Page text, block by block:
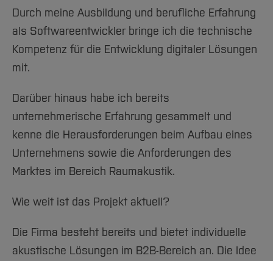
Durch meine Ausbildung und berufliche Erfahrung
als Softwareentwickler bringe ich die technische
Kompetenz für die Entwicklung digitaler Lösungen
mit.
Darüber hinaus habe ich bereits
unternehmerische Erfahrung gesammelt und
kenne die Herausforderungen beim Aufbau eines
Unternehmens sowie die Anforderungen des
Marktes im Bereich Raumakustik.
Wie weit ist das Projekt aktuell?
Die Firma besteht bereits und bietet individuelle
akustische Lösungen im B2B-Bereich an. Die Idee